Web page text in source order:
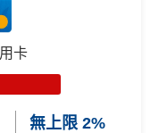
卡
無上限 2%